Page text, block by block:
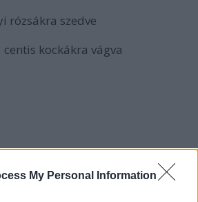
My Personal Information
rózsákra szedve
kockákra vágva
220 fokra. Az összedarabolt
egy nejlonzacskóba. Az olajat